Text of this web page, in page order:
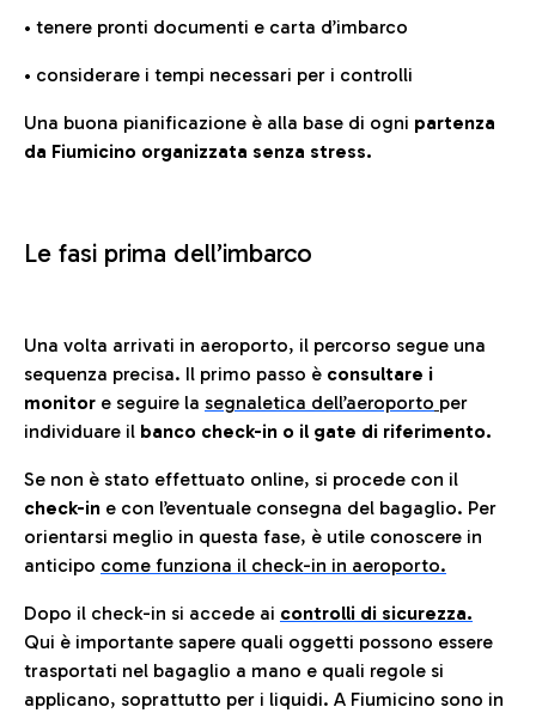
• tenere pronti documenti e carta d’imbarco
• considerare i tempi necessari per i controlli
Una buona pianificazione è alla base di ogni partenza
da Fiumicino organizzata senza stress.
Le fasi prima dell’imbarco
Una volta arrivati in aeroporto, il percorso segue una
sequenza precisa. Il primo passo è consultare i
monitor e seguire la segnaletica dell’aeroporto per
individuare il banco check-in o il gate di riferimento.
Se non è stato effettuato online, si procede con il
check-in e con l’eventuale consegna del bagaglio. Per
orientarsi meglio in questa fase, è utile conoscere in
anticipo come funziona il check-in in aeroporto.
Dopo il check-in si accede ai controlli di sicurezza.
Qui è importante sapere quali oggetti possono essere
trasportati nel bagaglio a mano e quali regole si
applicano, soprattutto per i liquidi. A Fiumicino sono in